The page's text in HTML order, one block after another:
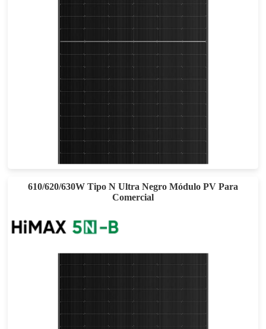
555-585W
Garantía de potencia de 25 años
610/620/630W Tipo N Ultra Negro Módulo PV Para
Comercial